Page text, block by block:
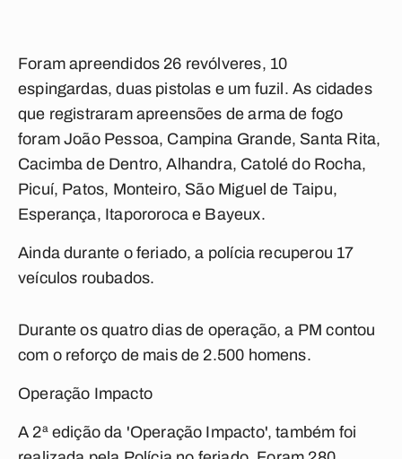
Foram apreendidos 26 revólveres, 10
espingardas, duas pistolas e um fuzil. As cidades
que registraram apreensões de arma de fogo
foram João Pessoa, Campina Grande, Santa Rita,
Cacimba de Dentro, Alhandra, Catolé do Rocha,
Picuí, Patos, Monteiro, São Miguel de Taipu,
Esperança, Itapororoca e Bayeux.
Ainda durante o feriado, a polícia recuperou 17
veículos roubados.
Durante os quatro dias de operação, a PM contou
com o reforço de mais de 2.500 homens.
Operação Impacto
A 2ª edição da 'Operação Impacto', também foi